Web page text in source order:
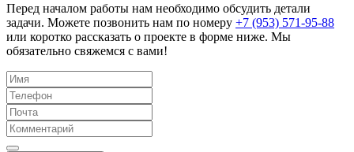
Перед началом работы нам необходимо обсудить детали
задачи. Можете позвонить нам по номеру +7 (953) 571-95-88
или коротко рассказать о проекте в форме ниже. Мы
обязательно свяжемся с вами!